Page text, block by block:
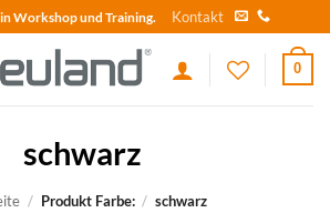
Workshop und Training. Kontakt
0
schwarz
/ Produkt Farbe: / schwarz